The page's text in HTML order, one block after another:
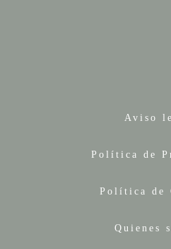
Aviso
Política de
Política de
Quienes